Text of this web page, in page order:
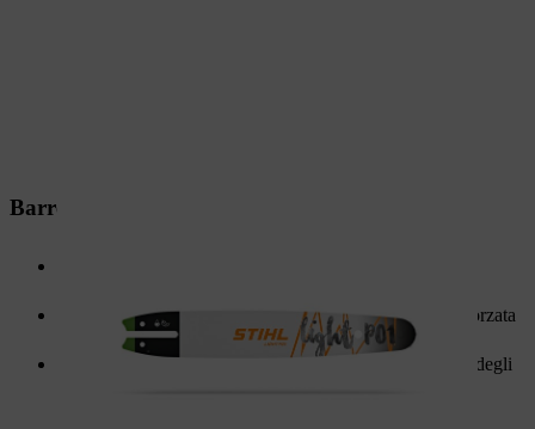
Barre di guida leggere
Modelli leggeri P con piastre laterali in poliammide rinforzata
con fibra di vetro
Ideali per applicazioni impegnative nella manutenzione degli